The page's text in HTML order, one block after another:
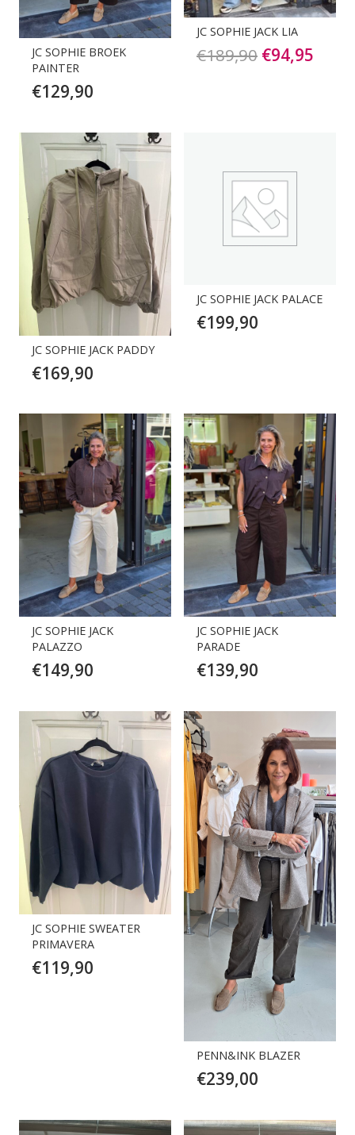
JC SOPHIE BROEK
PAINTER
€129,90
JC SOPHIE JACK LIA
€189,90 €94,95
JC SOPHIE JACK PADDY
€169,90
JC SOPHIE JACK PALACE
€199,90
JC SOPHIE JACK
PALAZZO
€149,90
JC SOPHIE JACK
PARADE
€139,90
JC SOPHIE SWEATER
PRIMAVERA
€119,90
PENN&INK BLAZER
€239,00